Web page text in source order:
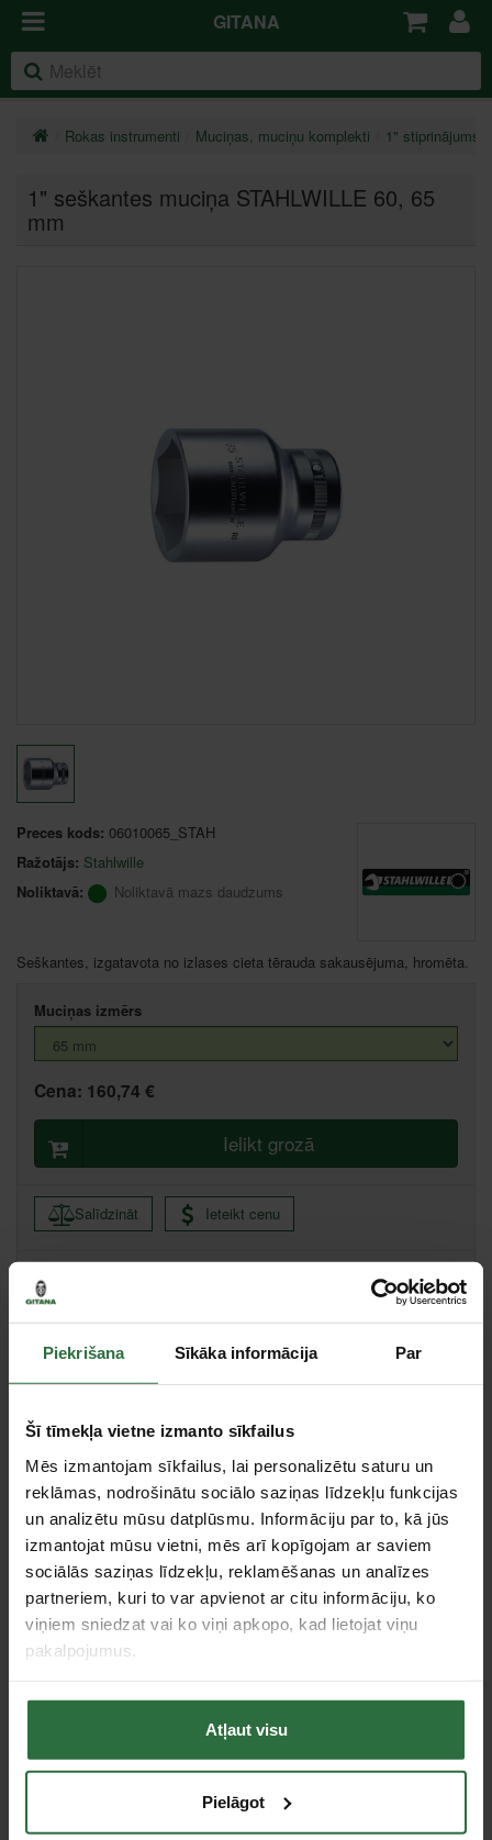
Piekrišana Sīkāka informācija Par
Šī tīmekļa vietne izmanto sīkfailus
Mēs izmantojam sīkfailus, lai personalizētu saturu un
reklāmas, nodrošinātu sociālo saziņas līdzekļu funkcijas
un analizētu mūsu datplūsmu. Informāciju par to, kā jūs
izmantojat mūsu vietni, mēs arī kopīgojam ar saviem
sociālās saziņas līdzekļu, reklamēšanas un analīzes
partneriem, kuri to var apvienot ar citu informāciju, ko
viņiem sniedzat vai ko viņi apkopo, kad lietojat viņu
pakalpojumus.
Atļaut visu
Pielāgot
GITANA
Rokas instrumenti Muciņas, muciņu komplekti 1" stiprinājums
1" seškantes muciņa STAHLWILLE 60, 65
mm
Preces kods: 06010065_STAH
Ražotājs: Stahlwille
Noliktavā:
Noliktavā mazs daudzums
Seškantes, izgatavota no izlases cieta tērauda sakausējuma, hromēta.
Muciņas izmērs
Cena: 160,74 €
Ielikt grozā
Salīdzināt Ieteikt cenu
Ikmēneša maksājums no 3.45 €
Minimālā pirmā iemaksa 0.00 €
Centrālā noliktava, (uzzināt vairāk šeit, )
Apraksts
PateicotiesAnti-Slip-Drive profilam, spēks savelkot tiek nodots uz
skrūves vai uzgriežņa sānu plaknēm, tādēļ netiek griezti skrūvju
vai uzgriežņu stūri. Atbilst standartam: DIN 3124.
Specifikācija
Stiprinājuma kvadrāts
1"
Trieciena
Nē
Nē